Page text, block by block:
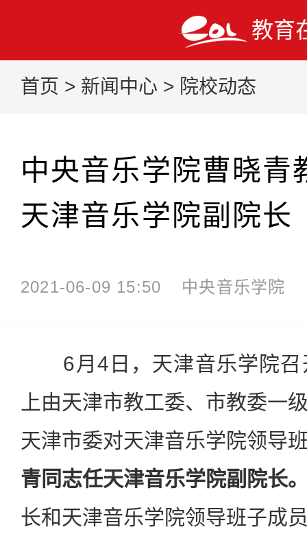
教育
首页 > 新闻中心 > 院校动态
中央音乐学院曹晓青
天津音乐学院副院长
2021-06-09 15:50 中央音乐学院
6月4日，天津音乐学院召
上由天津市教工委、市教委一
天津市委对天津音乐学院领导
青同志任天津音乐学院副院长
长和天津音乐学院领导班子成